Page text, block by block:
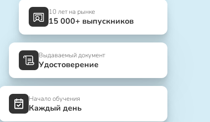
10 лет на рынке
15 000+ выпускников
Выдаваемый документ
Удостоверение
Начало обучения
Каждый день